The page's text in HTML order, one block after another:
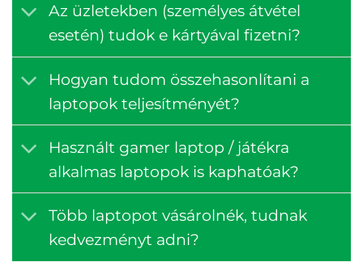
Az üzletekben (személyes átvétel
esetén) tudok e kártyával fizetni?
Hogyan tudom összehasonlítani a
laptopok teljesítményét?
Használt gamer laptop / játékra
alkalmas laptopok is kaphatóak?
Több laptopot vásárolnék, tudnak
kedvezményt adni?